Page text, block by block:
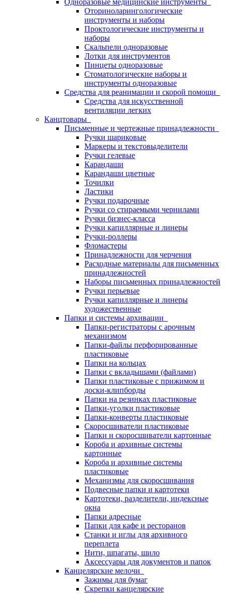
Одноразовые медицинские инструменты
Оториноларингологические
инструменты и наборы
Проктологические инструменты и
наборы
Скальпели одноразовые
Лотки для инструментов
Пинцеты одноразовые
Стоматологические наборы и
инструменты одноразовые
Средства для реанимации и скорой помощи
Средства для искусственной
вентиляции легких
Канцтовары
Письменные и чертежные принадлежности
Ручки шариковые
Маркеры и текстовыделители
Ручки гелевые
Карандаши
Карандаши цветные
Точилки
Ластики
Ручки подарочные
Ручки со стираемыми чернилами
Ручки бизнес-класса
Ручки капиллярные и линеры
Ручки-роллеры
Фломастеры
Принадлежности для черчения
Расходные материалы для письменных
принадлежностей
Наборы письменных принадлежностей
Ручки перьевые
Ручки капиллярные и линеры
художественные
Папки и системы архивации
Папки-регистраторы с арочным
механизмом
Папки-файлы перфорированные
пластиковые
Папки на кольцах
Папки с вкладышами (файлами)
Папки пластиковые с прижимом и
доски-клипборды
Папки на резинках пластиковые
Папки-уголки пластиковые
Папки-конверты пластиковые
Скоросшиватели пластиковые
Папки и скоросшиватели картонные
Короба и архивные системы
картонные
Короба и архивные системы
пластиковые
Механизмы для скоросшивания
Подвесные папки и картотеки
Картотеки, разделители, индексные
окна
Папки адресные
Папки для кафе и ресторанов
Станки и иглы для архивного
переплета
Нити, шпагаты, шило
Аксессуары для документов и папок
Канцелярские мелочи
Зажимы для бумаг
Скрепки канцелярские